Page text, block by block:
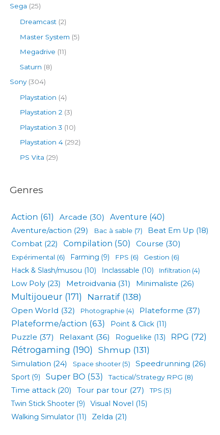
Sega (25)
Dreamcast (2)
Master System (5)
Megadrive (11)
Saturn (8)
Sony(304)
Playstation (4)
Playstation 2 (3)
Playstation 3 (10)
Playstation 4 (292)
PS Vita (29)
Genres
Action (61) Arcade (30) Aventure (40)
Aventure/action (29) Bac à sable (7) Beat Em Up (18)
Combat (22) Compilation (50) Course (30)
Expérimental (6) Farming (9) FPS (6) Gestion (6)
Hack & Slash/musou (10) Inclassable (10) Infiltration (4)
Low Poly (23) Metroidvania (31) Minimaliste (26)
Multijoueur (171) Narratif(138)
Open World (32) Photographie (4) Plateforme (37)
Plateforme/action (63) Point & Click (11)
Puzzle (37) Relaxant (36) Roguelike (13) RPG (72)
Rétrogaming (190) Shmup (131)
Simulation (24) Space shooter (5) Speedrunning (26)
Sport (9) Super BO (53) Tactical/Strategy RPG (8)
Time attack (20) Tour par tour (27) TPS (5)
Twin Stick Shooter (9) Visual Novel (15)
Walking Simulator (11) Zelda (21)